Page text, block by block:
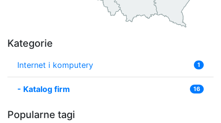
Kategorie
Internet i komputery 1
- Katalog firm 16
Popularne tagi